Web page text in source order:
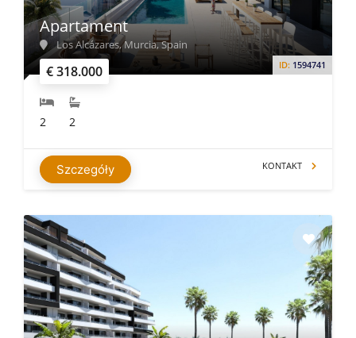
€ 318.000 ID: 1594741
Apartament
Los Alcázares, Murcia, Spain
2 2
Szczegóły KONTAKT